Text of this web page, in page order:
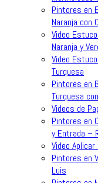
Pintores en
Naranja con
Video
Naranja y
Video
Turquesa
Pintores en
Turquesa
Videos de
Pintores en
y Entrada –
Video
Pintores en
Luis